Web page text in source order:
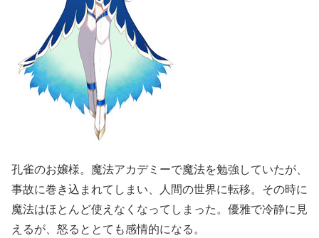
孔雀のお嬢様。魔法アカデミーで魔法を勉強していたが、
事故に巻き込まれてしまい、人間の世界に転移。その時に
魔法はほとんど使えなくなってしまった。優雅で冷静に見
えるが、怒るととても感情的になる。